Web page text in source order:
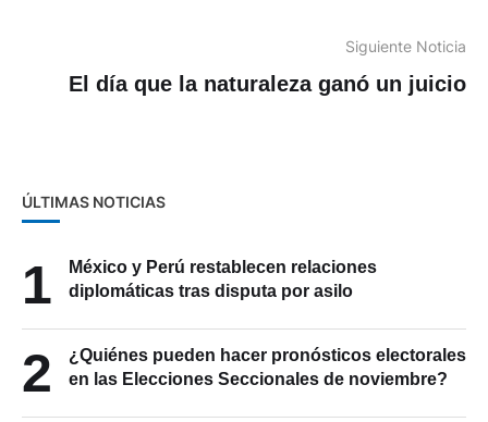
Siguiente Noticia
El día que la naturaleza ganó un juicio
ÚLTIMAS NOTICIAS
1
México y Perú restablecen relaciones
diplomáticas tras disputa por asilo
2
¿Quiénes pueden hacer pronósticos electorales
en las Elecciones Seccionales de noviembre?